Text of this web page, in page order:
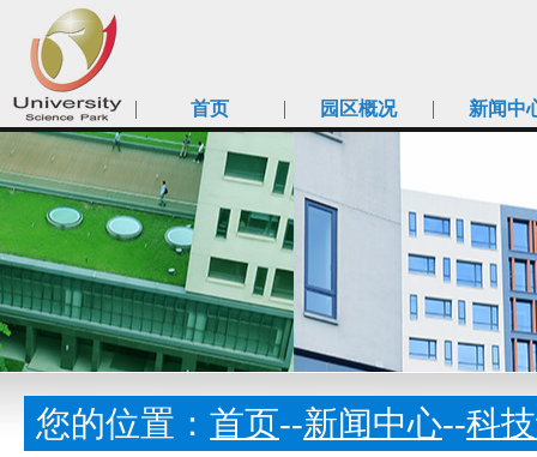
首页 园区概况 新闻中
您的位置： 首页--新闻中心--科